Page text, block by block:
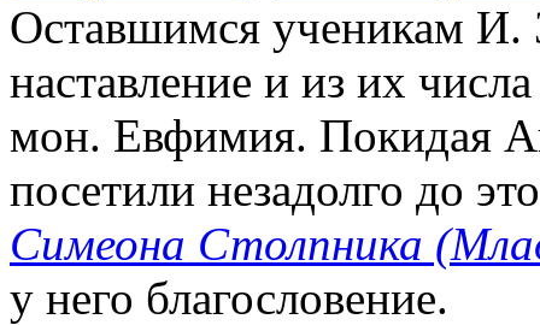
Оставшимся ученикам И.
наставление и из их
мон. Евфимия. Покидая
посетили незадолго до
Симеона Столпника
у него благословение.